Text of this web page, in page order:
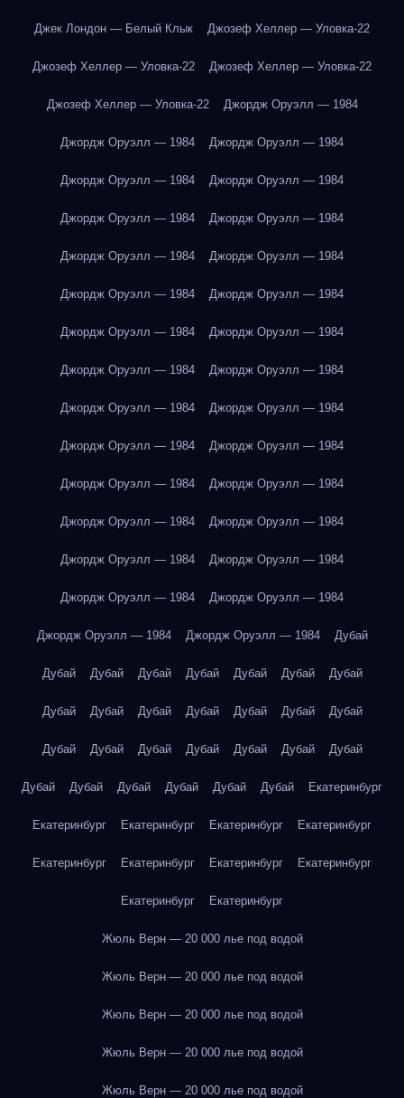
Джек Лондон — Белый Клык Джозеф Хеллер — Уловка-22
Джозеф Хеллер — Уловка-22 Джозеф Хеллер — Уловка-22
Джозеф Хеллер — Уловка-22 Джордж Оруэлл — 1984
Джордж Оруэлл — 1984 Джордж Оруэлл — 1984
Джордж Оруэлл — 1984 Джордж Оруэлл — 1984
Джордж Оруэлл — 1984 Джордж Оруэлл — 1984
Джордж Оруэлл — 1984 Джордж Оруэлл — 1984
Джордж Оруэлл — 1984 Джордж Оруэлл — 1984
Джордж Оруэлл — 1984 Джордж Оруэлл — 1984
Джордж Оруэлл — 1984 Джордж Оруэлл — 1984
Джордж Оруэлл — 1984 Джордж Оруэлл — 1984
Джордж Оруэлл — 1984 Джордж Оруэлл — 1984
Джордж Оруэлл — 1984 Джордж Оруэлл — 1984
Джордж Оруэлл — 1984 Джордж Оруэлл — 1984
Джордж Оруэлл — 1984 Джордж Оруэлл — 1984
Джордж Оруэлл — 1984 Джордж Оруэлл — 1984
Джордж Оруэлл — 1984 Джордж Оруэлл — 1984 Дубай
Дубай Дубай Дубай Дубай Дубай Дубай Дубай
Дубай Дубай Дубай Дубай Дубай Дубай Дубай
Дубай Дубай Дубай Дубай Дубай Дубай Дубай
Дубай Дубай Дубай Дубай Дубай Дубай Екатеринбург
Екатеринбург Екатеринбург Екатеринбург Екатеринбург
Екатеринбург Екатеринбург Екатеринбург Екатеринбург
Екатеринбург Екатеринбург
Жюль Верн — 20 000 лье под водой
Жюль Верн — 20 000 лье под водой
Жюль Верн — 20 000 лье под водой
Жюль Верн — 20 000 лье под водой
Жюль Верн — 20 000 лье под водой